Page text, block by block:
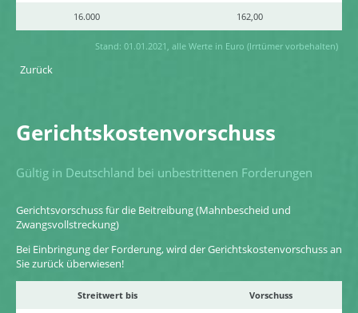
16.000 162,00
Stand: 01.01.2021, alle Werte in Euro (Irrtümer vorbehalten)
Zurück
Gerichtskostenvorschuss
Gültig in Deutschland bei unbestrittenen Forderungen
Gerichtsvorschuss für die Beitreibung (Mahnbescheid und
Zwangsvollstreckung)
Bei Einbringung der Forderung, wird der Gerichtskostenvorschuss an
Sie zurück überwiesen!
Streitwert bis Vorschuss